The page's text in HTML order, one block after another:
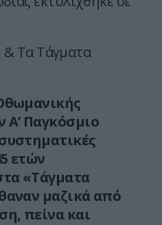
& Τα Τάγματα
Α’ Παγκόσμιο
ετών
«Τάγματα
μαζικά από
πείνα και